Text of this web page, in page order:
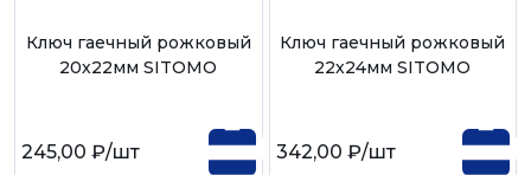
Ключ гаечный рожковый
20х22мм SITOMO
245,00 ₽/шт
Ключ гаечный рожковый
22х24мм SITOMO
342,00 ₽/шт